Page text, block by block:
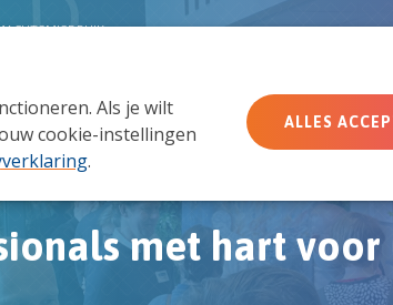
Als je wilt
cookie-instellingen
.
ALLES
Wie wij zijn Wat we doen Doe
met hart voor